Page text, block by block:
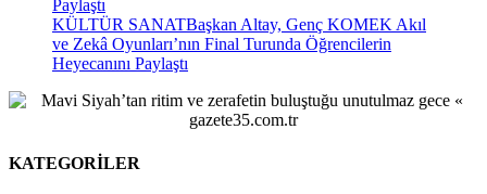
KÜLTÜR SANATBaşkan Altay, Genç KOMEK Akıl
ve Zekâ Oyunları’nın Final Turunda Öğrencilerin
Heyecanını Paylaştı
KATEGORİLER